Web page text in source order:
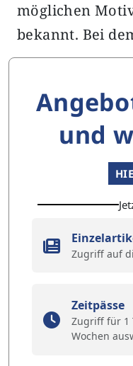
möglichen
bekannt. Bei
und
Zugriff auf
Zeitpässe
Zugriff für 1
Wochen